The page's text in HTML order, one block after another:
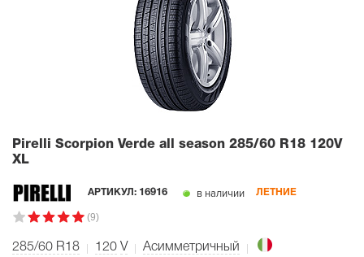
Pirelli Scorpion Verde all season 285/60 R18 120V
XL
АРТИКУЛ: 16916 в наличии ЛЕТНИЕ
(9)
285/60 R18 120 V Асимметричный